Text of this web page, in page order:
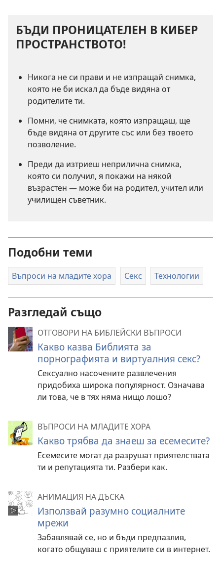
БЪДИ ПРОНИЦАТЕЛЕН В КИБЕР
ПРОСТРАНСТВОТО!
Никога не си прави и не изпращай снимка,
която не би искал да бъде видяна от
родителите ти.
Помни, че снимката, която изпращаш, ще
бъде видяна от другите със или без твоето
позволение.
Преди да изтриеш неприлична снимка,
която си получил, я покажи на някой
възрастен — може би на родител, учител или
училищен съветник.
Подобни теми
Въпроси на младите хора Секс Технологии
Разгледай също
ОТГОВОРИ НА БИБЛЕЙСКИ ВЪПРОСИ
Какво казва Библията за
порнографията и виртуалния секс?
Сексуално насочените развлечения
придобиха широка популярност. Означава
ли това, че в тях няма нищо лошо?
ВЪПРОСИ НА МЛАДИТЕ ХОРА
Какво трябва да знаеш за есемесите?
Есемесите могат да разрушат приятелствата
ти и репутацията ти. Разбери как.
АНИМАЦИЯ НА ДЪСКА
Използвай разумно социалните
мрежи
Забавлявай се, но и бъди предпазлив,
когато общуваш с приятелите си в интернет.